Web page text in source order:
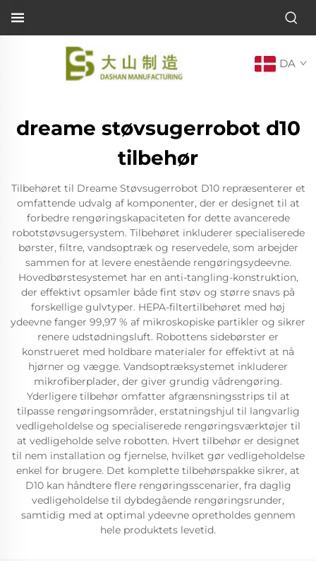
DA
dreame støvsugerrobot d10
tilbehør
Tilbehøret til Dreame Støvsugerrobot D10 repræsenterer et
omfattende udvalg af komponenter, der er designet til at
forbedre rengøringskapaciteten for dette avancerede
robotstøvsugersystem. Tilbehøret inkluderer specialiserede
børster, filtre, vandsoptræk og reservedele, som arbejder
sammen for at levere enestående rengøringsydeevne.
Hovedbørstesystemet har en anti-tangling-konstruktion,
der effektivt opsamler både fint støv og større snavs på
forskellige gulvtyper. HEPA-filtertilbehøret med høj
ydeevne fanger 99,97 % af mikroskopiske partikler og sikrer
renere udstødningsluft. Robottens sidebørster er
konstrueret med holdbare materialer for effektivt at nå
hjørner og vægge. Vandsoptræksystemet inkluderer
mikrofiberplader, der giver grundig vådrengøring.
Yderligere tilbehør omfatter afgrænsningsstrips til at
tilpasse rengøringsområder, erstatningshjul til langvarlig
vedligeholdelse og specialiserede rengøringsværktøjer til
at vedligeholde selve robotten. Hvert tilbehør er designet
til nem installation og fjernelse, hvilket gør vedligeholdelse
enkel for brugere. Det komplette tilbehørspakke sikrer, at
D10 kan håndtere flere rengøringsscenarier, fra daglig
vedligeholdelse til dybdegående rengøringsrunder,
samtidig med at optimal ydeevne opretholdes gennem
hele produktets levetid.